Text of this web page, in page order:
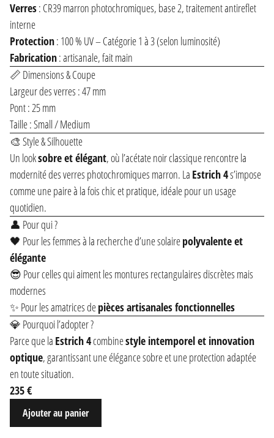
Verres: CR39 marron photochromiques, base 2, traitement antireflet
interne
Protection: 100 % UV – Catégorie 1 à 3 (selon luminosité)
Fabrication: artisanale, fait main
📏 Dimensions & Coupe
Largeur des verres : 47 mm
Pont : 25 mm
Taille : Small / Medium
🎨 Style & Silhouette
Un looksobre et élégant, où l’acétate noir classique rencontre la
modernité des verres photochromiques marron. La Estrich 4s’impose
comme une paire à la fois chic et pratique, idéale pour un usage
quotidien.
👤 Pour qui ?
🖤 Pour les femmes à la recherche d’une solairepolyvalente et
élégante
😎 Pour celles qui aiment les montures rectangulaires discrètes mais
modernes
✨ Pour les amatrices depièces artisanales fonctionnelles
💎 Pourquoi l’adopter ?
Parce que la Estrich 4combinestyle intemporel et innovation
optique, garantissant une élégance sobre et une protection adaptée
en toute situation.
235 €
Ajouter au panier